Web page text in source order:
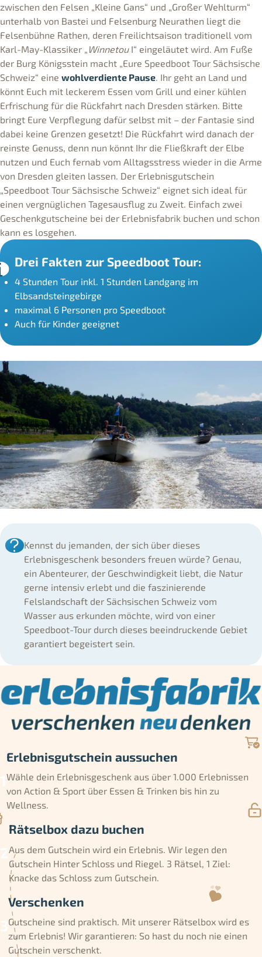
zwischen den Felsen „Kleine Gans“ und „Großer Wehlturm“
unterhalb von Bastei und Felsenburg Neurathen liegt die
Felsenbühne Rathen, deren Freilichtsaison traditionell vom
Karl-May-Klassiker „ WinnetouI“ eingeläutet wird. Am Fuße
der Burg Königsstein macht „Eure Speedboot Tour Sächsische
Schweiz“ eine wohlverdiente Pause. Ihr geht an Land und
könnt Euch mit leckerem Essen vom Grill und einer kühlen
Erfrischung für die Rückfahrt nach Dresden stärken. Bitte
bringt Eure Verpflegung dafür selbst mit – der Fantasie sind
dabei keine Grenzen gesetzt! Die Rückfahrt wird danach der
reinste Genuss, denn nun könnt Ihr die Fließkraft der Elbe
nutzen und Euch fernab vom Alltagsstress wieder in die Arme
von Dresden gleiten lassen. Der Erlebnisgutschein
„Speedboot Tour Sächsische Schweiz“ eignet sich ideal für
einen vergnüglichen Tagesausflug zu Zweit. Einfach zwei
Geschenkgutscheine bei der Erlebnisfabrik buchen und schon
kann es losgehen.
Drei Fakten zur Speedboot Tour:
4 Stunden Tour inkl. 1 Stunden Landgang im
Elbsandsteingebirge
maximal 6 Personen pro Speedboot
Auch für Kinder geeignet
Kennst du jemanden, der sich über dieses
Erlebnisgeschenk besonders freuen würde? Genau,
ein Abenteurer, der Geschwindigkeit liebt, die Natur
gerne intensiv erlebt und die faszinierende
Felslandschaft der Sächsischen Schweiz vom
Wasser aus erkunden möchte, wird von einer
Speedboot-Tour durch dieses beeindruckende Gebiet
garantiert begeistert sein.
Erlebnisgutschein aussuchen
Wähle dein Erlebnisgeschenk aus über 1.000 Erlebnissen
von Action & Sport über Essen & Trinken bis hin zu
Wellness.
Rätselbox dazu buchen
Aus dem Gutschein wird ein Erlebnis. Wir legen den
Gutschein Hinter Schloss und Riegel. 3 Rätsel, 1 Ziel:
Knacke das Schloss zum Gutschein.
Verschenken
Gutscheine sind praktisch. Mit unserer Rätselbox wird es
zum Erlebnis! Wir garantieren: So hast du noch nie einen
Gutschein verschenkt.